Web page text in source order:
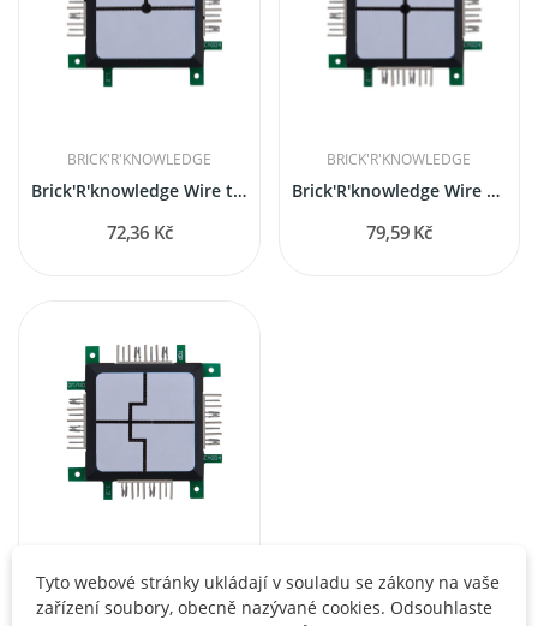
BRICK'R'KNOWLEDGE
Brick'R'knowledge Wire t-crossing
72,36 Kč
BRICK'R'KNOWLEDGE
Brick'R'knowledge Wire cross connected
79,59 Kč
BRICK'R'KNOWLEDGE
Brick'R'knowledge Drátový kříž není připojen
Tyto webové stránky ukládají v souladu se zákony na vaše
zařízení soubory, obecně nazývané cookies. Odsouhlaste